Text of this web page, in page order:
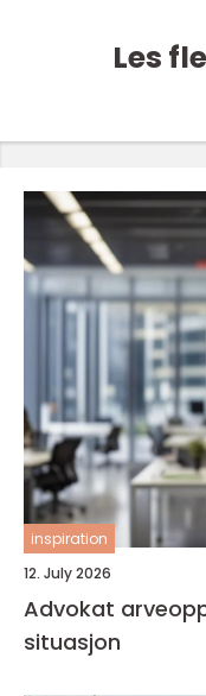
Les
inspiration
12. July 2026
Advokat arveoppgjør trygghet i
situasjon